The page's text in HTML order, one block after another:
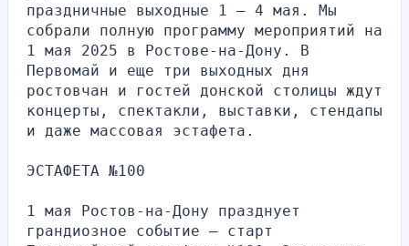
праздничные выходные 1 — 4 мая. Мы
собрали полную программу мероприятий на
1 мая 2025 в Ростове-на-Дону. В
Первомай и еще три выходных дня
ростовчан и гостей донской столицы ждут
концерты, спектакли, выставки, стендапы
и даже массовая эстафета.
ЭСТАФЕТА №100
1 мая Ростов-на-Дону празднует
грандиозное событие — старт